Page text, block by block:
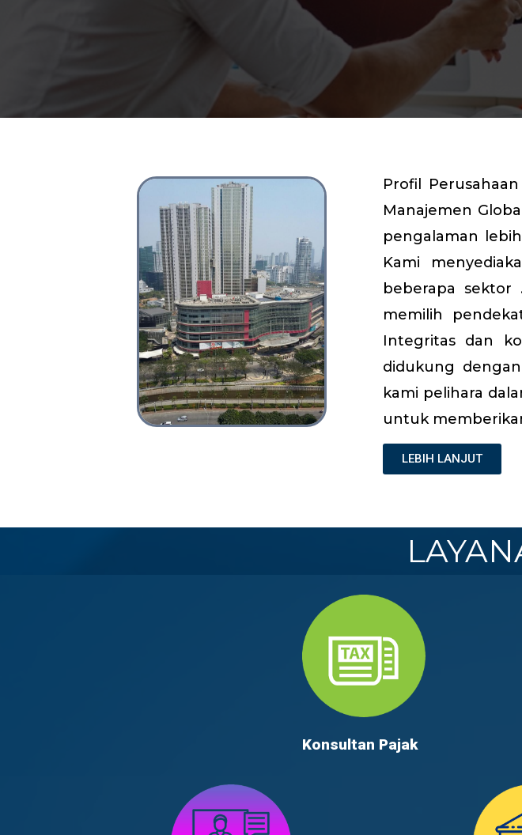
Profil
Manajemen
pengalaman
Kami
beberapa
memilih
Integritas dan
didukung
kami pelihara
untuk
LEBIH LANJUT
Konsultan Pajak